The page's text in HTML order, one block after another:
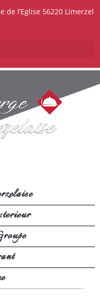
de l’Eglise 56220 Limerzel